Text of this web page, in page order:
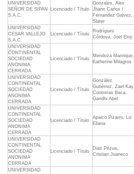
UNIVERSIDAD
SEÑOR DE SIPAN
S.A.C.
Licenciado / Título
Gonzales, Alex
Jhann Carlos /
Fernandez Galvez,
Slater
UNIVERSIDAD
CESAR VALLEJO
S.A.C.
Licenciado / Título
Rodríguez
Córdova, Joel Eloy
UNIVERSIDAD
CONTINENTAL
SOCIEDAD
ANONIMA
CERRADA
Licenciado / Título
Mendoza Manrique,
Katherine Milagros
UNIVERSIDAD
CONTINENTAL
SOCIEDAD
ANONIMA
CERRADA
Licenciado / Título
González
Gutiérrez, Zael Kay
Contreras Baca,
Gandhi Abel
UNIVERSIDAD
CONTINENTAL
SOCIEDAD
ANONIMA
CERRADA
Licenciado / Título
Apaico Pizarro, Liz
Eliana
UNIVERSIDAD
CONTINENTAL
SOCIEDAD
ANONIMA
CERRADA
Licenciado / Título
Diaz Pezua,
Cristian Juaneco
UNIVERSIDAD